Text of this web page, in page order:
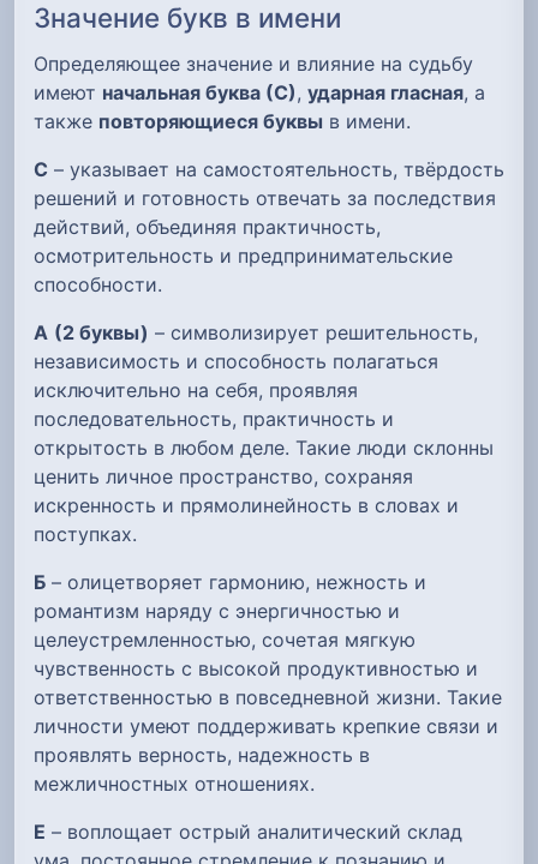
Значение букв в имени
Определяющее значение и влияние на судьбу
имеют начальная буква (С), ударная гласная, а
также повторяющиеся буквы в имени.
С – указывает на самостоятельность, твёрдость
решений и готовность отвечать за последствия
действий, объединяя практичность,
осмотрительность и предпринимательские
способности.
А (2 буквы) – символизирует решительность,
независимость и способность полагаться
исключительно на себя, проявляя
последовательность, практичность и
открытость в любом деле. Такие люди склонны
ценить личное пространство, сохраняя
искренность и прямолинейность в словах и
поступках.
Б – олицетворяет гармонию, нежность и
романтизм наряду с энергичностью и
целеустремленностью, сочетая мягкую
чувственность с высокой продуктивностью и
ответственностью в повседневной жизни. Такие
личности умеют поддерживать крепкие связи и
проявлять верность, надежность в
межличностных отношениях.
Е – воплощает острый аналитический склад